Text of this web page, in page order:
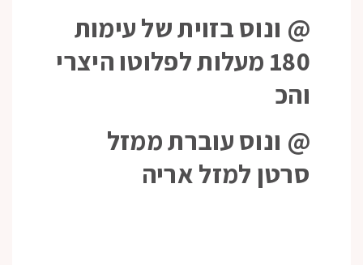
@ ונוס בזוית של עימות
180 מעלות לפלוטו היצרי
והכ
@ ונוס עוברת ממזל
סרטן למזל אריה